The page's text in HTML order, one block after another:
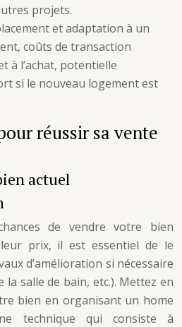
projets.
et adaptation à un
coûts de transaction
à l’achat, potentielle
si le nouveau logement est
réussir sa vente
actuel
de vendre votre bien
prix, il est essentiel de le
d’amélioration si nécessaire
salle de bain, etc.). Mettez en
bien en organisant un home
technique qui consiste à